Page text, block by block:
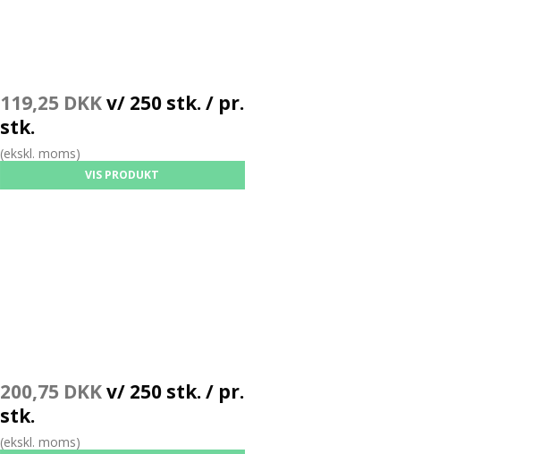
119,25 DKKv/ 250 stk. / pr.
stk.
(ekskl. moms)
VIS PRODUKT
200,75 DKKv/ 250 stk. / pr.
stk.
(ekskl. moms)